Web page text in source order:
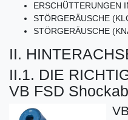
ERSCHÜTTERUNGEN
STÖRGERÄUSCHE
STÖRGERÄUSCHE
II.
II.1. DIE
VB FSD